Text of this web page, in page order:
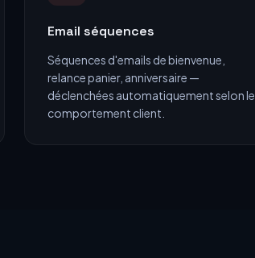
Email séquences
Séquences d'emails de bienvenue,
relance panier, anniversaire —
déclenchées automatiquement selon le
comportement client.